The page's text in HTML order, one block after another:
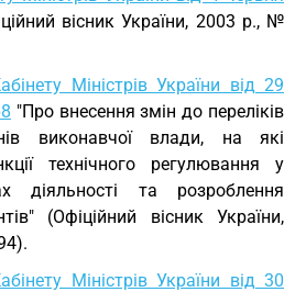
вісник України, 2003 р., №
Міністрів України від 29
"Про внесення змін до переліків
виконавчої влади, на які
технічного регулювання у
діяльності та розроблення
(Офіційний вісник України,
Міністрів України від 30